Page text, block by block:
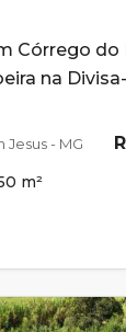
Córrego do
na
- MG
m²